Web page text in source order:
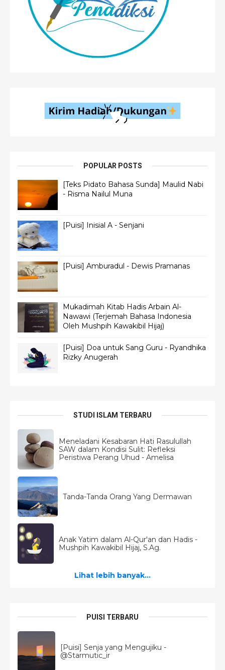
POPULAR POSTS
[Teks Pidato Bahasa Sunda] Maulid Nabi
- Risma Nailul Muna
[Puisi] Inisial A - Senjani
[Puisi] Amburadul - Dewis Pramanas
Mukadimah Kitab Hadis Arbain Al-
Nawawi (Terjemah Bahasa Indonesia
Oleh Mushpih Kawakibil Hijaj)
[Puisi] Doa untuk Sang Guru - Ryandhika
Rizky Anugerah
STUDI ISLAM TERBARU
Meneladani Kesabaran Hati Rasulullah
SAW dalam Kondisi Sulit: Refleksi
Peristiwa Perang Uhud - Amelisa
Tanda-Tanda Orang Yang Dermawan
Anak Yatim dalam Al-Qur'an dan Hadis -
Mushpih Kawakibil Hijaj, S.Ag.
Lihat lebih banyak...
PUISI TERBARU
[Puisi] Senja yang Mengujiku -
@Starmutic_ir